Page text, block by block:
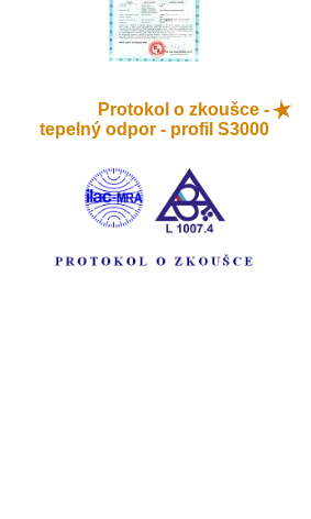
Protokol o zkoušce -
tepelný odpor - profil S3000